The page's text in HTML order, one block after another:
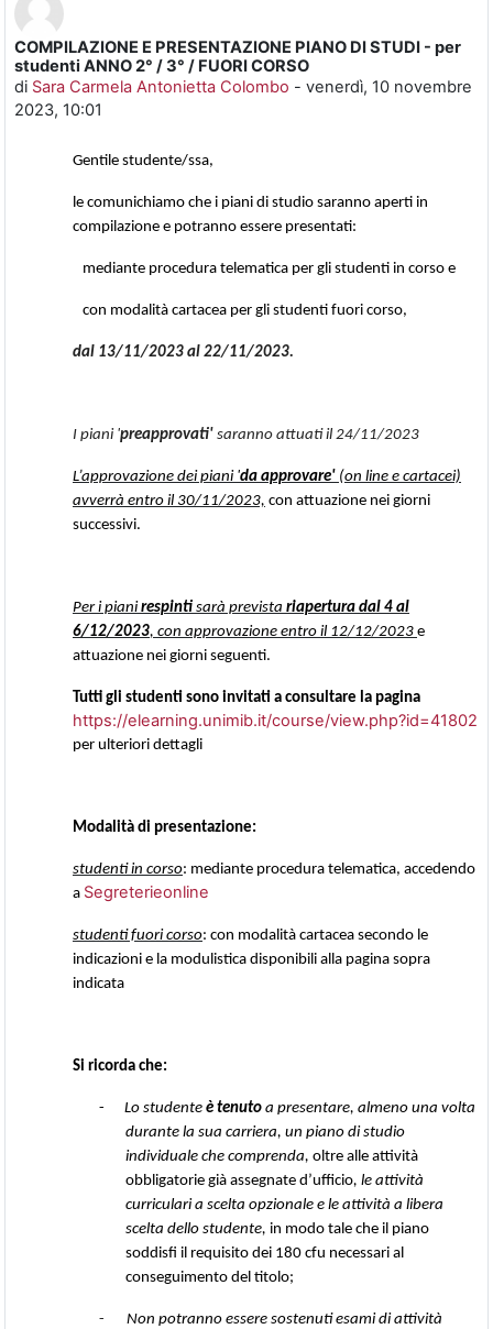
COMPILAZIONE E PRESENTAZIONE PIANO DI STUDI - per
studenti ANNO 2° / 3° / FUORI CORSO
di Sara Carmela Antonietta Colombo - venerdì, 10 novembre
2023, 10:01
Numero di risposte: 0
Gentile studente/ssa,
le comunichiamo che i piani di studio saranno aperti in
compilazione e potranno essere presentati:
mediante procedura telematica per gli studenti in corso e
con modalità cartacea per gli studenti fuori corso,
dal 13/11/2023 al 22/11/2023.
I piani 'preapprovati' saranno attuati il 24/11/2023
L’approvazione dei piani 'da approvare' (on line e cartacei)
avverrà entro il 30/11/2023, con attuazione nei giorni
successivi.
Per i pianirespinti sarà prevista riapertura dal 4 al
6/12/2023, con approvazione entro il 12/12/2023 e
attuazione nei giorni seguenti.
Tutti gli studenti sono invitati a consultare la pagina
https://elearning.unimib.it/course/view.php?id=41802
per ulteriori dettagli
Modalità di presentazione:
studenti in corso: mediante procedura telematica, accedendo
a Segreterieonline
studenti fuori corso: con modalità cartacea secondo le
indicazioni e la modulistica disponibili alla pagina sopra
indicata
Si ricorda che:
- Lo studente è tenuto a presentare, almeno una volta
durante la sua carriera, un piano di studio
individuale che comprenda, oltre alle attività
obbligatorie già assegnate d’ufficio, le attività
curriculari a scelta opzionale e le attività a libera
scelta dello studente, in modo tale che il piano
soddisfi il requisito dei 180 cfu necessari al
conseguimento del titolo;
-
Non potranno essere sostenuti esami di attività